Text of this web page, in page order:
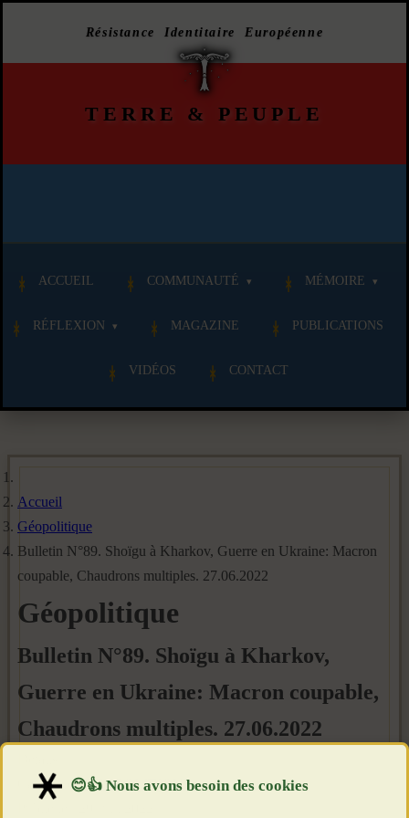
Résistance Identitaire Européenne
TERRE & PEUPLE
ACCUEIL COMMUNAUTÉ MÉMOIRE
RÉFLEXION MAGAZINE PUBLICATIONS
VIDÉOS CONTACT
Accueil
Géopolitique
Bulletin N°89. Shoïgu à Kharkov, Guerre en Ukraine: Macron
coupable, Chaudrons multiples. 27.06.2022
Géopolitique
Bulletin N°89. Shoïgu à Kharkov,
Guerre en Ukraine: Macron coupable,
Chaudrons multiples. 27.06.2022
Catégorie :GEOPOLITIQUE